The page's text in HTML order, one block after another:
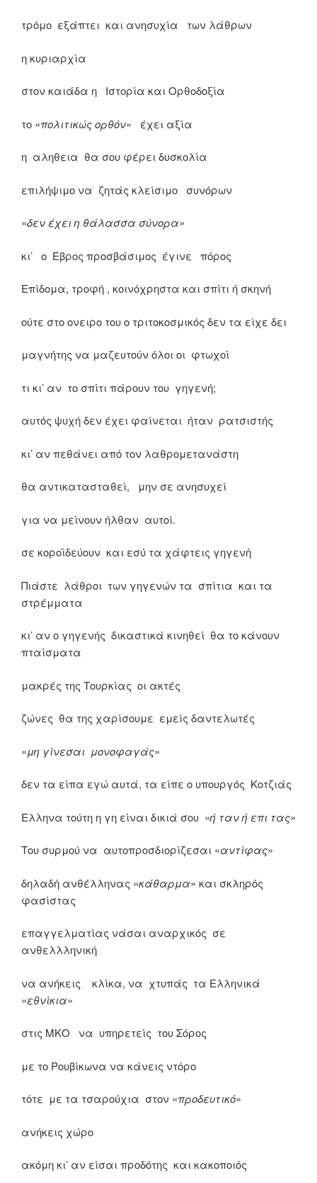
τρόμο εξάπτει και ανησυχία των λάθρων
η κυριαρχία
στον καιάδα η Ιστορία και Ορθοδοξία
το «πολιτικώς ορθόν» έχει αξία
η αληθεια θα σου φέρει δυσκολία
επιλήψιμο να ζητάς κλείσιμο συνόρων
«δεν έχει η θάλασσα σύνορα»
κι’ ο Εβρος προσβάσιμος έγινε πόρος
Επίδομα, τροφή , κοινόχρηστα και σπίτι ή σκηνή
ούτε στο ονειρο του ο τριτοκοσμικός δεν τα είχε δει
μαγνήτης να μαζευτούν όλοι οι φτωχοί
τι κι’ αν το σπίτι πάρουν του γηγενή;
αυτός ψυχή δεν έχει φαίνεται ήταν ρατσιστής
κι’ αν πεθάνει από τον λαθρομετανάστη
θα αντικατασταθεί, μην σε ανησυχεί
για να μείνουν ήλθαν αυτοί.
σε κοροϊδεύουν και εσύ τα χάφτεις γηγενή
Πιάστε λάθροι των γηγενών τα σπίτια και τα
στρέμματα
κι’ αν ο γηγενής δικαστικά κινηθεί θα το κάνουν
πταίσματα
μακρές της Τουρκίας οι ακτές
ζώνες θα της χαρίσουμε εμείς δαντελωτές
«μη γίνεσαι μονοφαγάς»
δεν τα είπα εγώ αυτά, τα είπε ο υπουργός Κοτζιάς
Ελληνα τούτη η γη είναι δικιά σου «ή ταν ή επι τας»
Του συρμού να αυτοπροσδιορίζεσαι «αντίφας»
δηλαδή ανθέλληνας «κάθαρμα» και σκληρός
φασίστας
επαγγελματίας νάσαι αναρχικός σε
ανθελλληνική
να ανήκεις κλίκα, να χτυπάς τα Ελληνικά
«εθνίκια»
στις ΜΚΟ να υπηρετείς του Σόρος
με το Ρουβίκωνα να κάνεις ντόρο
τότε με τα τσαρούχια στον «προδευτικό»
ανήκεις χώρο
ακόμη κι’ αν είσαι προδότης και κακοποιός